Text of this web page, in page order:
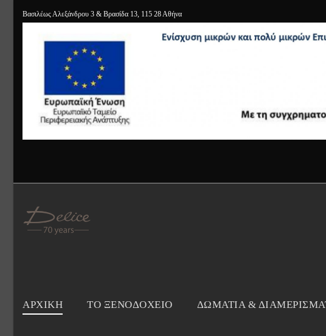
Βασιλέως Αλεξάνδρου 3 & Βρασίδα 13, 115 28 Αθήνα
ΑΡΧΙΚΗ ΤΟ ΞΕΝΟΔΟΧΕΙΟ ΔΩΜΑΤΙΑ &